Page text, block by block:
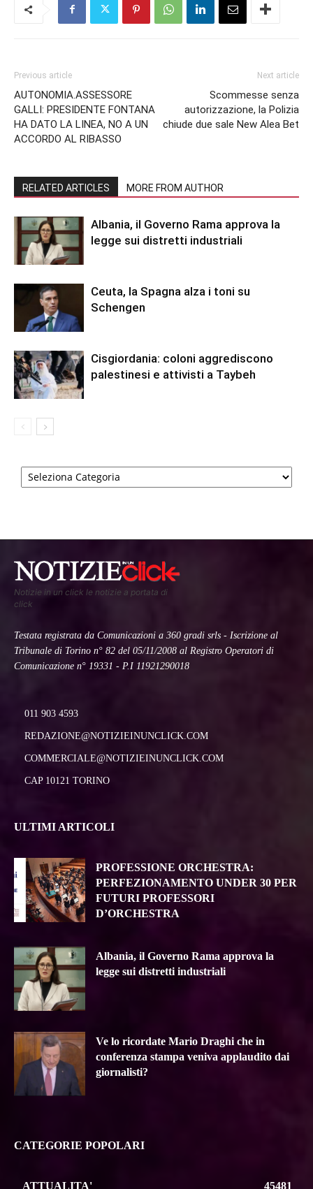
Previous article
AUTONOMIA.ASSESSORE
GALLI: PRESIDENTE FONTANA
HA DATO LA LINEA, NO A UN
ACCORDO AL RIBASSO
Next article
Scommesse senza
autorizzazione, la Polizia
chiude due sale New Alea Bet
RELATED ARTICLES MORE FROM AUTHOR
Albania, il Governo Rama approva la
legge sui distretti industriali
Ceuta, la Spagna alza i toni su
Schengen
Cisgiordania: coloni aggrediscono
palestinesi e attivisti a Taybeh
Categorie
Notizie in un click le notizie a portata di
click
Testata registrata da Comunicazioni a 360 gradi srls - Iscrizione al
Tribunale di Torino n° 82 del 05/11/2008 al Registro Operatori di
Comunicazione n° 19331 - P.I 11921290018
011 903 4593
REDAZIONE@NOTIZIEINUNCLICK.COM
COMMERCIALE@NOTIZIEINUNCLICK.COM
CAP 10121 TORINO
ULTIMI ARTICOLI
PROFESSIONE ORCHESTRA:
PERFEZIONAMENTO UNDER 30 PER
FUTURI PROFESSORI
D’ORCHESTRA
Albania, il Governo Rama approva la
legge sui distretti industriali
Ve lo ricordate Mario Draghi che in
conferenza stampa veniva applaudito dai
giornalisti?
CATEGORIE POPOLARI
ATTUALITA' 45481